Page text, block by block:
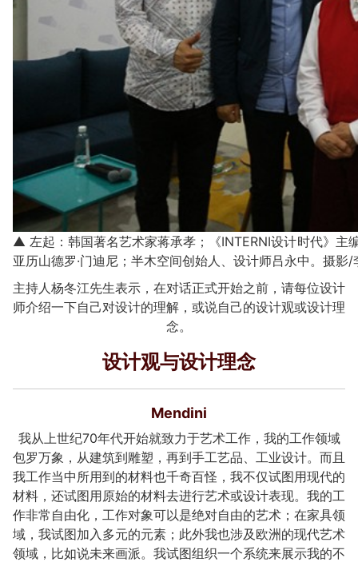
▲ 左起：韩国著名艺术家蒋承孝；《INTERNI设计时代》主
亚历山德罗·门迪尼；半木空间创始人、设计师吕永中。摄影/
主持人杨冬江先生表示，在对话正式开始之前，请每位设计
师介绍一下自己对设计的理解，或说自己的设计观或设计理
念。
设计观与设计理念
Mendini
我从上世纪70年代开始就致力于艺术工作，我的工作领域
包罗万象，从建筑到雕塑，再到手工艺品、工业设计。而且
我工作当中所用到的材料也千奇百怪，我不仅试图用现代的
材料，还试图用原始的材料去进行艺术或设计表现。我的工
作非常自由化，工作对象可以是绝对自由的艺术；在家具领
域，我试图加入多元的元素；此外我也涉及欧洲的现代艺术
领域，比如说未来画派。我试图组织一个系统来展示我的不